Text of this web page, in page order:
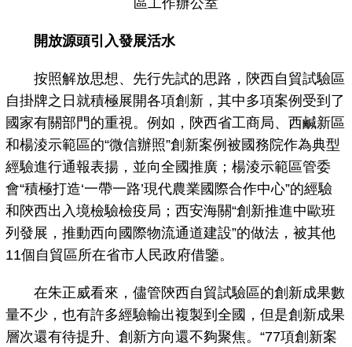
開放源頭引入發展活水
按照解放思想、先行先試的思路，陝西自貿試驗區
自掛牌之日就積極展開各項創新，其中多項案例受到了
國家有關部門的重視。例如，陝西省工商局、西鹹新區
和楊淩示範區的“微信辦照”創新案例被國務院作為典型
經驗進行通報表揚，並向全國推廣；楊淩示範區管委
會“積極打造‘一帶一路’現代農業國際合作中心”的經驗
和陝西出入境檢驗檢疫局；西安海關“創新推進中歐班
列發展，推動西向國際物流通道建設”的做法，被其他
11個自貿區所在省市人民政府借鑒。
在朱正威看來，儘管陝西自貿試驗區的創新成果數
量不少，也有許多經驗輸出複製到全國，但是創新成果
層次還有待提升、創新方向還不夠聚焦。“77項創新案